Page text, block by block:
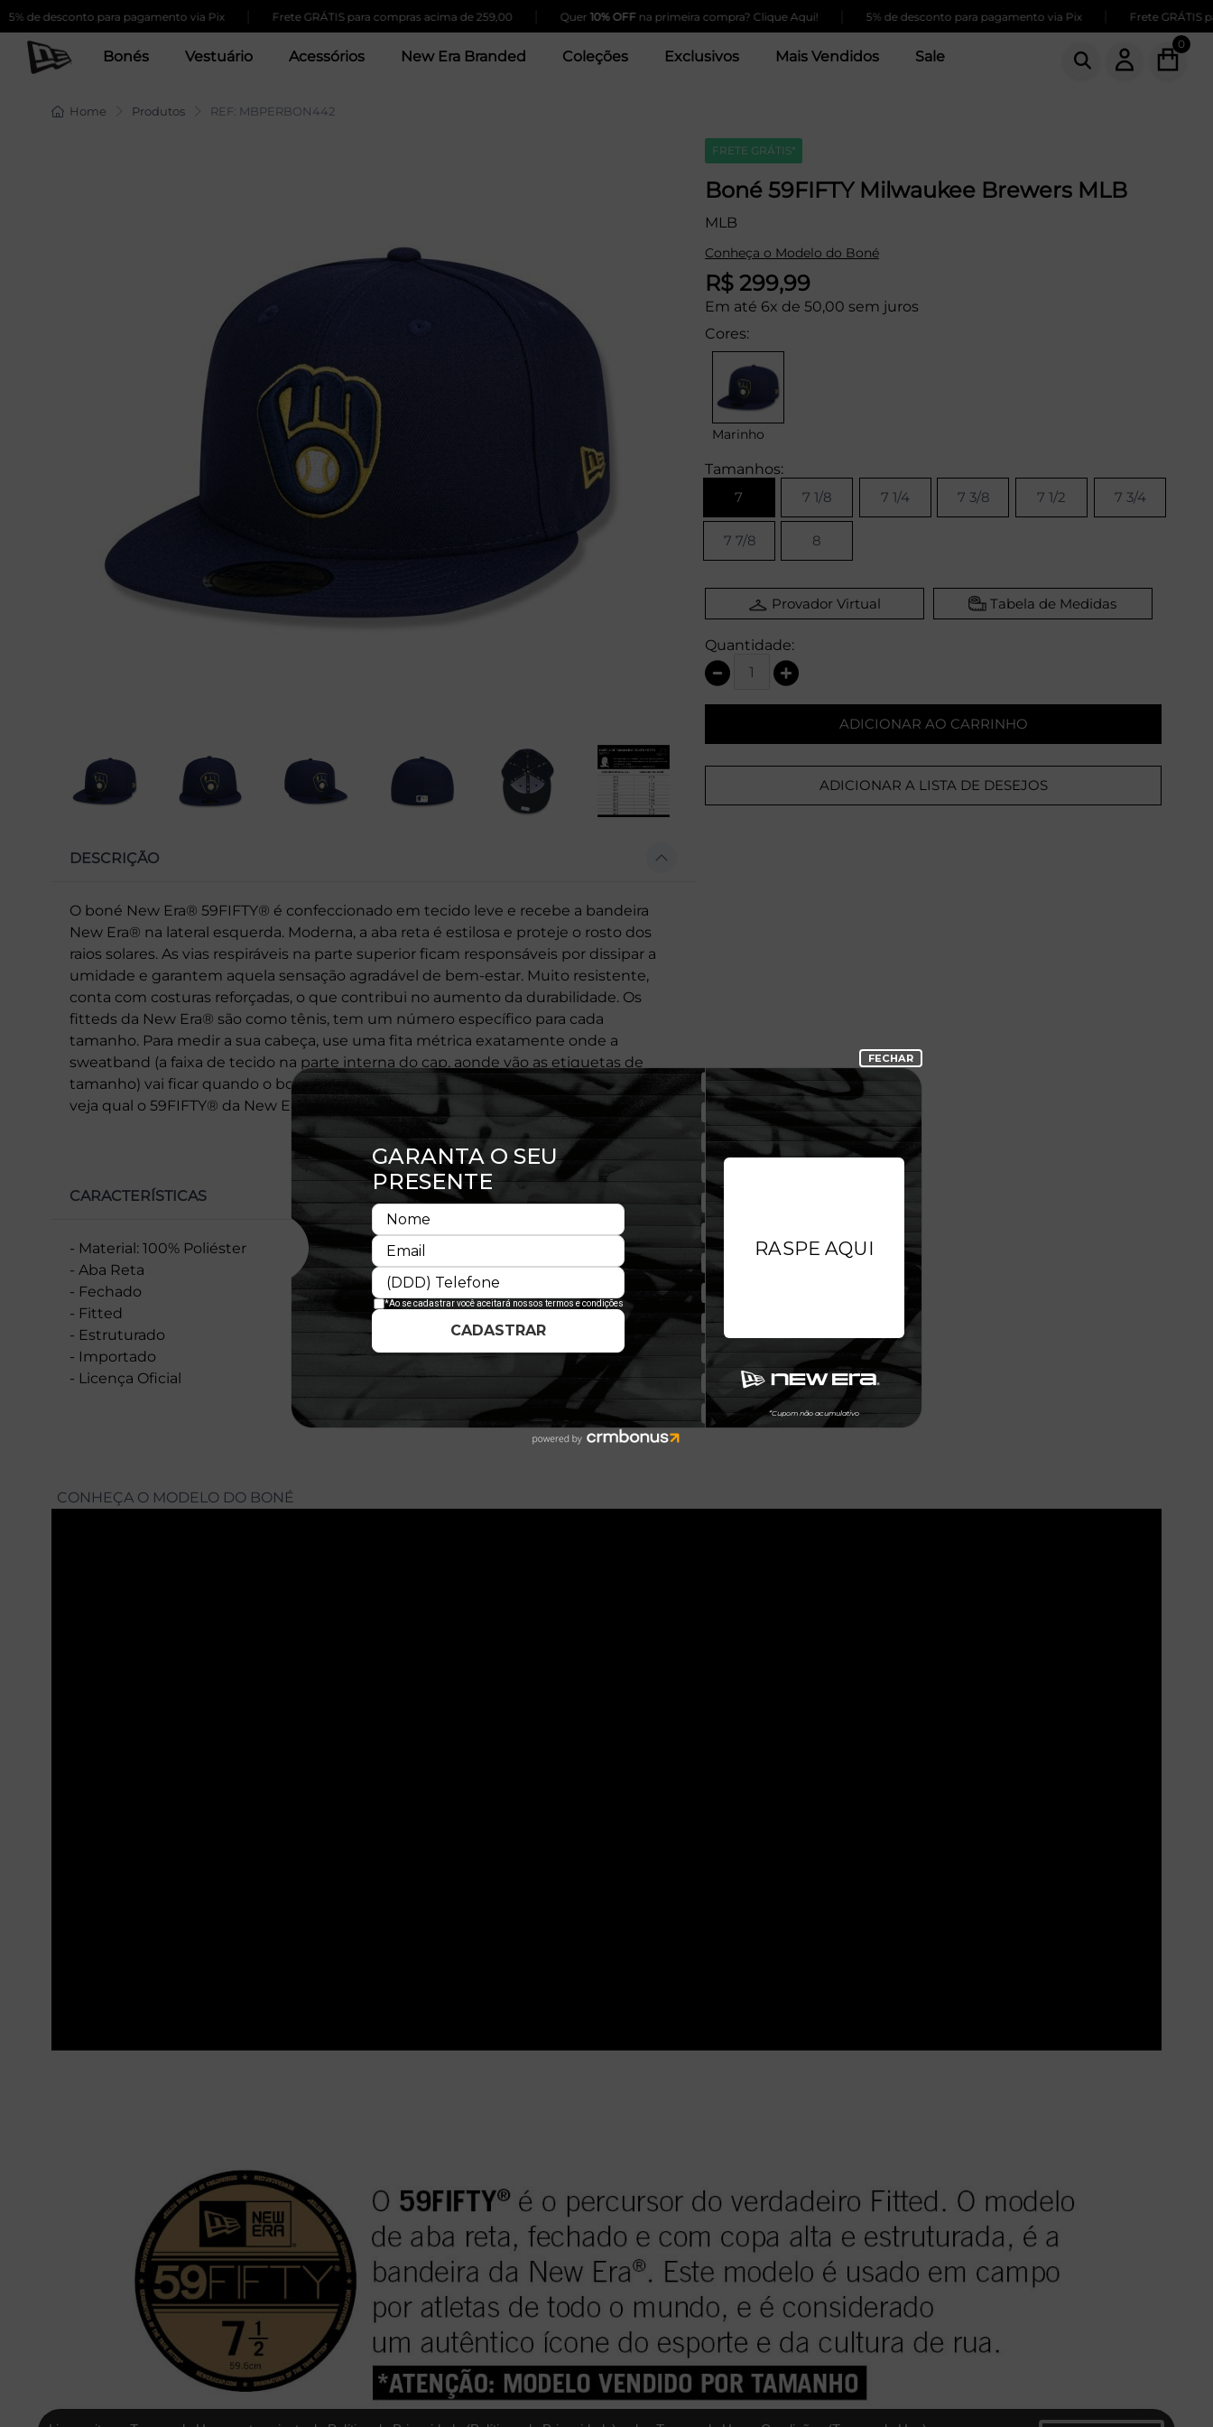
desconto para pagamento via Pix | Frete GRÁTIS para compras acima de 259,00 | 10% OFFna primeira compra? Clique Aqui! | 5% de desconto para pagamento via Pix | Frete GRÁTIS para
Bonés Vestuário Acessórios New Era Branded Coleções Exclusivos Mais Vendidos Sale
0
Home Produtos REF: MBPERBON442
DESCRIÇÃO
O boné New Era® 59FIFTY® é confeccionado em tecido leve e recebe a bandeira
New Era® na lateral esquerda. Moderna, a aba reta é estilosa e proteje o rosto dos
raios solares. As vias respiráveis na parte superior ficam responsáveis por dissipar a
umidade e garantem aquela sensação agradável de bem-estar. Muito resistente,
conta com costuras reforçadas, o que contribui no aumento da durabilidade. Os
fitteds da New Era® são como tênis, tem um número específico para cada
tamanho. Para medir a sua cabeça, use uma fita métrica exatamente onde a
sweatband (a faixa de tecido na parte interna do cap, aonde vão as etiquetas de
tamanho) vai ficar quando o boné estiver em sua cabeça. Converta com a tabela e
veja qual o 59FIFTY® da New Era® que faz a tua cabeça.
CARACTERÍSTICAS
- Material: 100% Poliéster
- Aba Reta
- Fechado
- Fitted
- Estruturado
- Importado
- Licença Oficial
FRETE GRÁTIS*
Boné 59FIFTY Milwaukee Brewers MLB
MLB
Conheça o Modelo do Boné
R$ 299,99
Em até 6x de 50,00 sem juros
Cores:
Marinho
Tamanhos:
7
7 1/8 7 1/4 7 3/8 7 1/2 7 3/4
7 7/8 8
Provador Virtual Tabela de Medidas
Quantidade:
ADICIONAR AO CARRINHO
ADICIONAR A LISTA DE DESEJOS
CONHEÇA O MODELO DO BONÉ